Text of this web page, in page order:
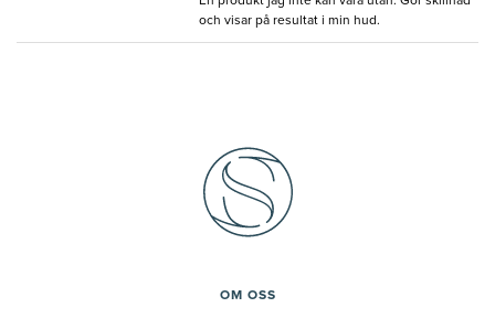
och visar på resultat i min hud.
OM OSS